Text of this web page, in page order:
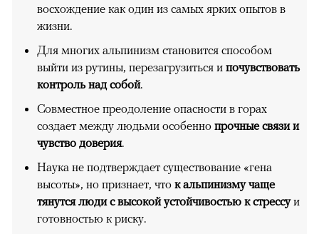
восхождение как один из самых ярких опытов в
жизни.
Для многих альпинизм становится способом
выйти из рутины, перезагрузиться и почувствовать
контроль над собой.
Совместное преодоление опасности в горах
создает между людьми особенно прочные связи и
чувство доверия.
Наука не подтверждает существование «гена
высоты», но признает, что к альпинизму чаще
тянутся люди с высокой устойчивостью к стрессуи
готовностью к риску.